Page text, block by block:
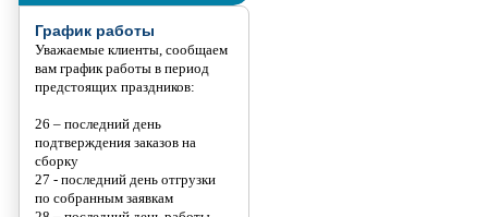
График работы
Уважаемые клиенты, сообщаем
вам график работы в период
предстоящих праздников:
26 – последний день
подтверждения заказов на
сборку
27 - последний день отгрузки
по собранным заявкам